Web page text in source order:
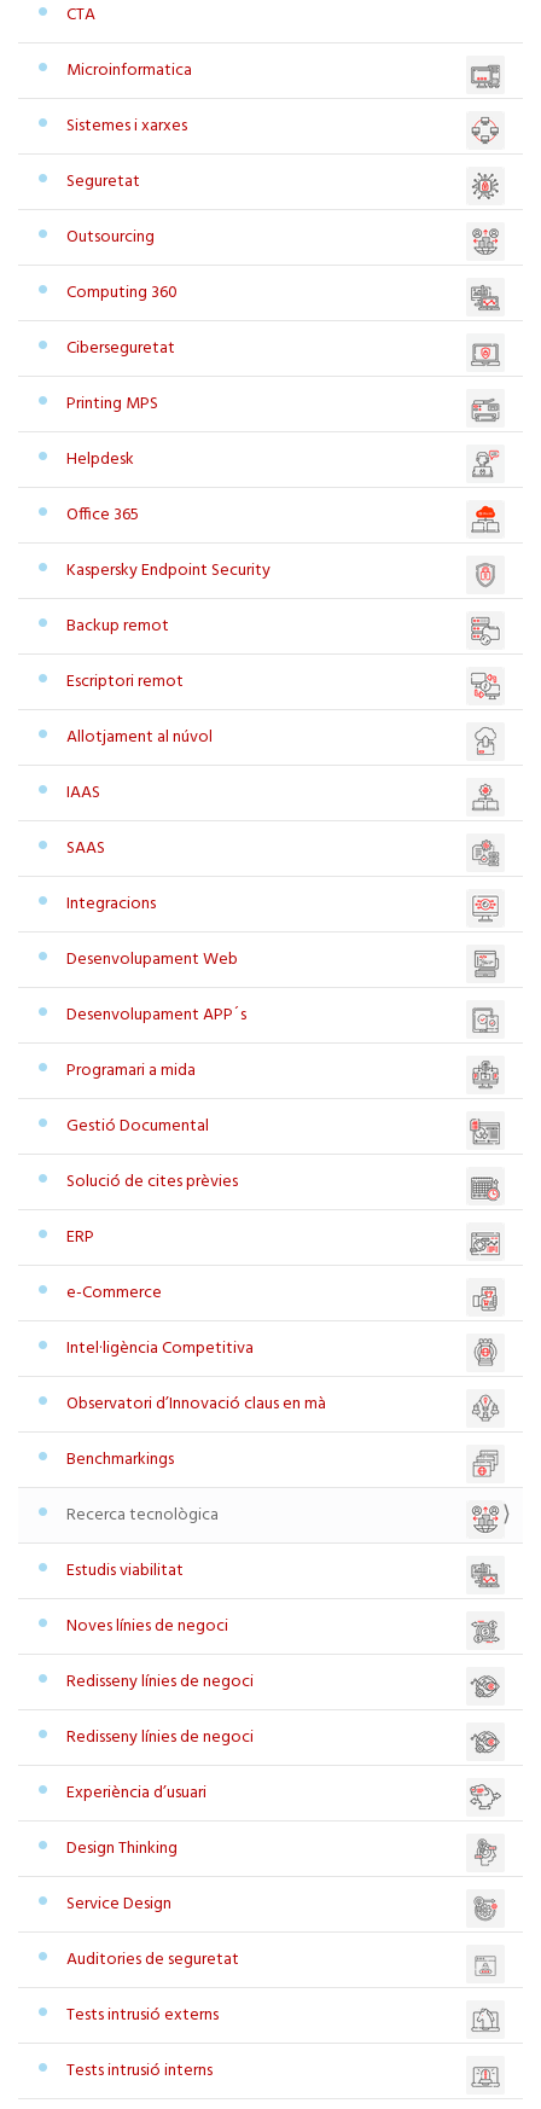
CTA
Microinformatica
Sistemes i xarxes
Seguretat
Outsourcing
Computing 360
Ciberseguretat
Printing MPS
Helpdesk
Office 365
Kaspersky Endpoint Security
Backup remot
Escriptori remot
Allotjament al núvol
IAAS
SAAS
Integracions
Desenvolupament Web
Desenvolupament APP´s
Programari a mida
Gestió Documental
Solució de cites prèvies
ERP
e-Commerce
Intel·ligència Competitiva
Observatori d’Innovació claus en mà
Benchmarkings
Recerca tecnològica
Estudis viabilitat
Noves línies de negoci
Redisseny línies de negoci
Redisseny línies de negoci
Experiència d’usuari
Design Thinking
Service Design
Auditories de seguretat
Tests intrusió externs
Tests intrusió interns